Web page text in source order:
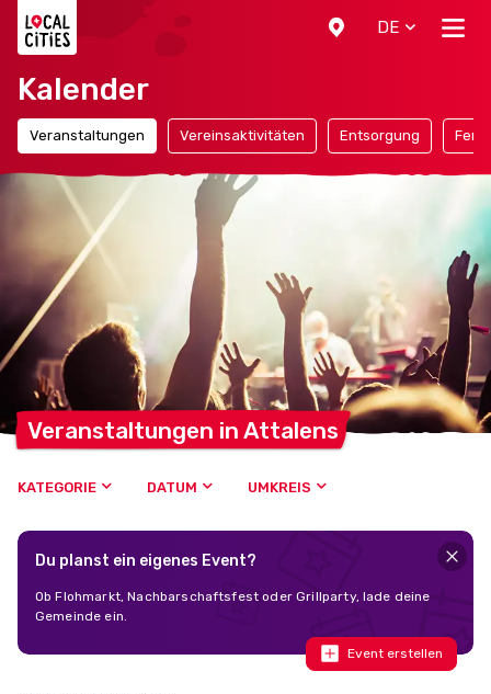
DE
Kalender
Veranstaltungen Vereinsaktivitäten Entsorgung
Veranstaltungen in Attalens
KATEGORIE DATUM UMKREIS
Du planst ein eigenes Event?
Ob Flohmarkt, Nachbarschaftsfest oder Grillparty, lade deine
Gemeinde ein.
Event erstellen